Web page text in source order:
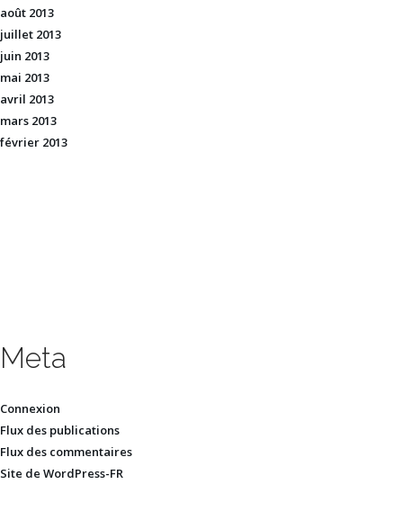
août 2013
juillet 2013
juin 2013
mai 2013
avril 2013
mars 2013
février 2013
Meta
Connexion
Flux des publications
Flux des commentaires
Site de WordPress-FR